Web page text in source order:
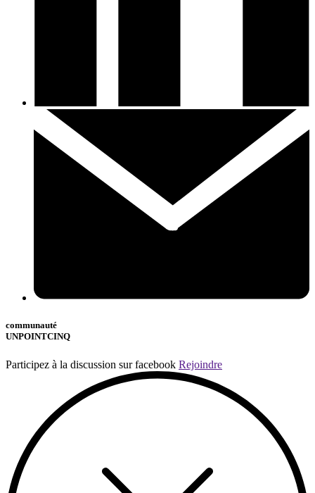
communauté
UNPOINTCINQ
Participez à la discussion sur facebook Rejoindre